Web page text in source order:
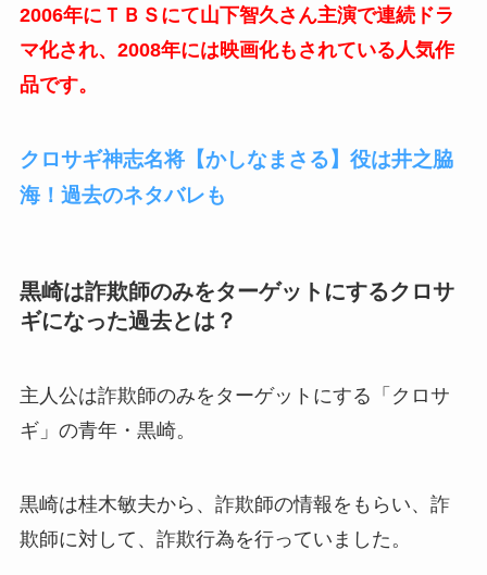
2006年にＴＢＳにて山下智久さん主演で連続ドラ
マ化され、2008年には映画化もされている人気作
品です。
クロサギ神志名将【かしなまさる】役は井之脇
海！過去のネタバレも
黒崎は詐欺師のみをターゲットにするクロサ
ギになった過去とは？
主人公は詐欺師のみをターゲットにする「クロサ
ギ」の青年・黒崎。
黒崎は桂木敏夫から、詐欺師の情報をもらい、詐
欺師に対して、詐欺行為を行っていました。